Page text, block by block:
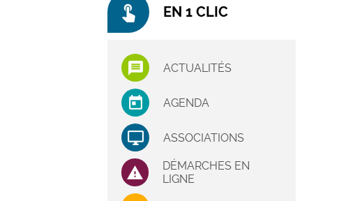
touch_app EN 1 CLIC
ACTUALITÉS
AGENDA
ASSOCIATIONS
DÉMARCHES EN
LIGNE